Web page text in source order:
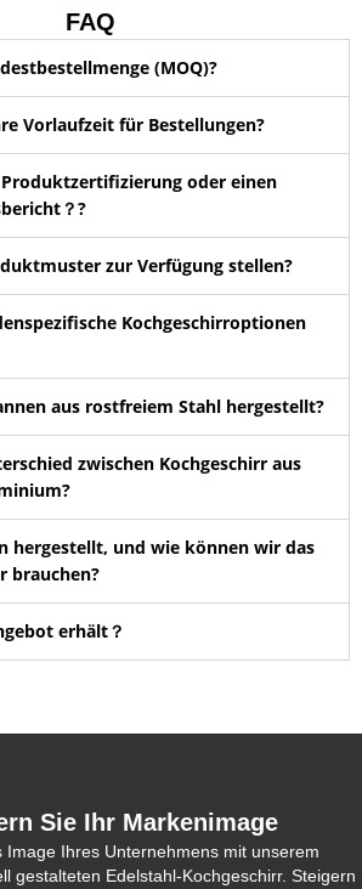
FAQ
(MOQ)?
Vorlaufzeit für Bestellungen?
Produktzertifizierung oder einen
？?
zur Verfügung stellen?
Kochgeschirroptionen
aus rostfreiem Stahl hergestellt?
zwischen Kochgeschirr aus
hergestellt, und wie können wir das
brauchen?
erhält？
Sie Ihr Markenimage
Image Ihres Unternehmens mit unserem
gestalteten Edelstahl-Kochgeschirr. Steigern